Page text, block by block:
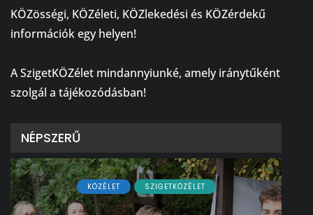
KÖZösségi, KÖZéleti, KÖZlekedési és KÖZérdekű
információk egy helyen!
A SzigetKÖZélet mindannyiunké, amely iránytűként
szolgál a tájékozódásban!
NÉPSZERŰ
KÖZÉLET